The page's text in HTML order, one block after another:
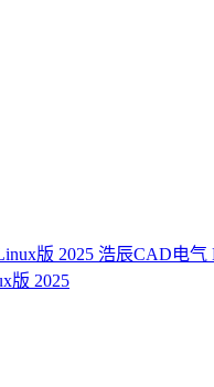
版 2025 浩辰CAD电气
版 2025